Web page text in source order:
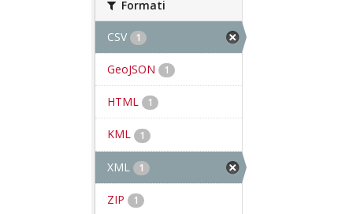
Formati
CSV 1
GeoJSON 1
HTML 1
KML 1
XML 1
ZIP 1